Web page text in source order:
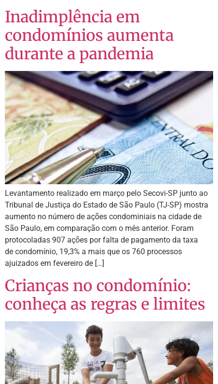
Inadimplência em
condomínios aumenta
durante a pandemia
Levantamento realizado em março pelo Secovi-SP junto ao
Tribunal de Justiça do Estado de São Paulo (TJ-SP) mostra
aumento no número de ações condominiais na cidade de
São Paulo, em comparação com o mês anterior. Foram
protocoladas 907 ações por falta de pagamento da taxa
de condomínio, 19,3% a mais que os 760 processos
ajuizados em fevereiro de […]
Crianças no condomínio:
conheça as regras e limites